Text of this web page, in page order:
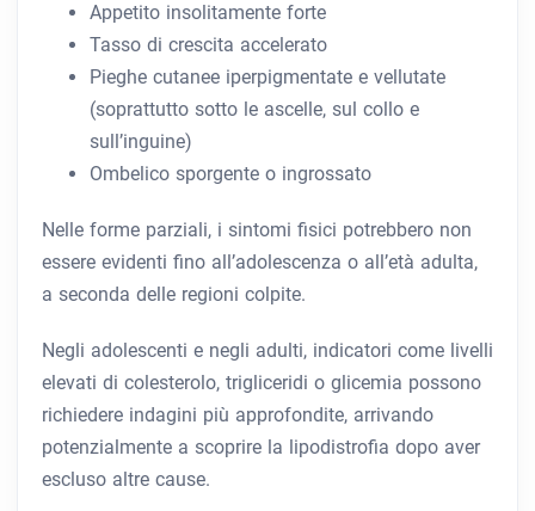
Appetito insolitamente forte
Tasso di crescita accelerato
Pieghe cutanee iperpigmentate e vellutate
(soprattutto sotto le ascelle, sul collo e
sull’inguine)
Ombelico sporgente o ingrossato
Nelle forme parziali, i sintomi fisici potrebbero non
essere evidenti fino all’adolescenza o all’età adulta,
a seconda delle regioni colpite.
Negli adolescenti e negli adulti, indicatori come livelli
elevati di colesterolo, trigliceridi o glicemia possono
richiedere indagini più approfondite, arrivando
potenzialmente a scoprire la lipodistrofia dopo aver
escluso altre cause.